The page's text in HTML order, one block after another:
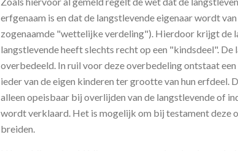
erfgenaam is en dat de langstlevende eigenaar wordt
zogenaamde "wettelijke verdeling"). Hierdoor krijgt de
langstlevende heeft slechts recht op een "kindsdeel". De
overbedeeld. In ruil voor deze overbedeling ontstaat een
ieder van de eigen kinderen ter grootte van hun erfdeel.
alleen opeisbaar bij overlijden van de langstlevende of
wordt verklaard. Het is mogelijk om bij testament deze
breiden.